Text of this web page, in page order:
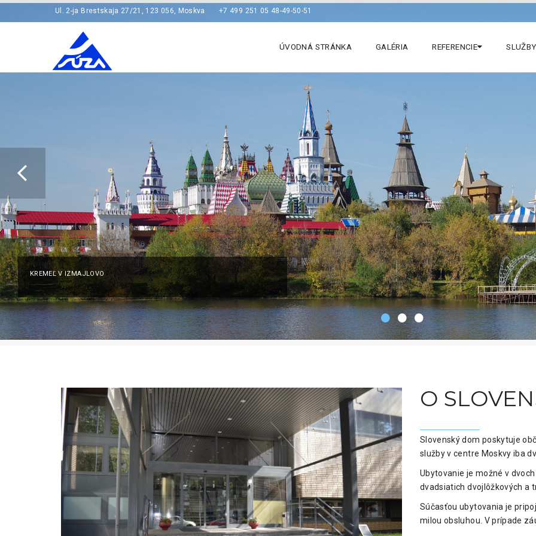
Ul. 2-ja Brestskaja 27/21, 123 056, Moskva +7 499 251 05 48-49-50-51
ÚVODNÁ STRÁNKA GALÉRIA REFERENCIE
O
Slovenský dom poskytuje
služby v centre Moskvy iba
Ubytovanie je možné v
dvadsiatich dvojlôžkových a
Súčasťou ubytovania je
milou obsluhou. V prípade